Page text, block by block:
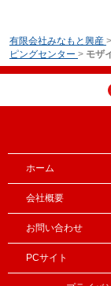
有限会社みなもと興産 >
ピングセンター > モザ
ホーム
会社概要
お問い合わせ
PCサイト